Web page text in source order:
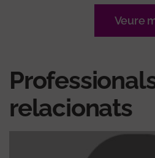
Veure
relacionats